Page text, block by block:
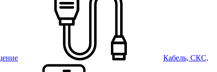
Кабель, СКС,